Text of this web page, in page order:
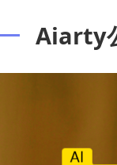
Aiarty